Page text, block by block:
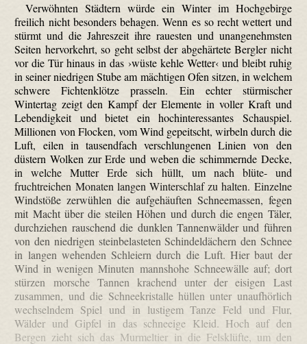
Verwöhnten Städtern würde ein Winter im Hochgebirge
freilich nicht besonders behagen. Wenn es so recht wettert und
stürmt und die Jahreszeit ihre rauesten und unangenehmsten
Seiten hervorkehrt, so geht selbst der abgehärtete Bergler nicht
vor die Tür hinaus in das ›wüste kehle Wetter‹ und bleibt ruhig
in seiner niedrigen Stube am mächtigen Ofen sitzen, in welchem
schwere Fichtenklötze prasseln. Ein echter stürmischer
Wintertag zeigt den Kampf der Elemente in voller Kraft und
Lebendigkeit und bietet ein hochinteressantes Schauspiel.
Millionen von Flocken, vom Wind gepeitscht, wirbeln durch die
Luft, eilen in tausendfach verschlungenen Linien von den
düstern Wolken zur Erde und weben die schimmernde Decke,
in welche Mutter Erde sich hüllt, um nach blüte- und
fruchtreichen Monaten langen Winterschlaf zu halten. Einzelne
Windstöße zerwühlen die aufgehäuften Schneemassen, fegen
mit Macht über die steilen Höhen und durch die engen Täler,
durchziehen rauschend die dunklen Tannenwälder und führen
von den niedrigen steinbelasteten Schindeldächern den Schnee
in langen wehenden Schleiern durch die Luft. Hier baut der
Wind in wenigen Minuten mannshohe Schneewälle auf; dort
stürzen morsche Tannen krachend unter der eisigen Last
zusammen, und die Schneekristalle hüllen unter unaufhörlich
wechselndem Spiel und in lustigem Tanze Feld und Flur,
Wälder und Gipfel in das schneeige Kleid. Hoch auf den
Bergen zieht sich das Murmeltier in die Felsklüfte, um den